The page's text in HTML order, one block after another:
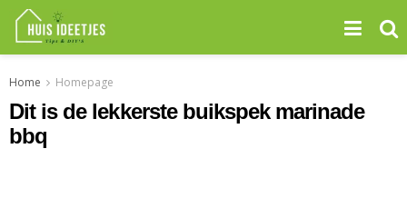
Home Homepage
Dit is de lekkerste buikspek marinade
bbq